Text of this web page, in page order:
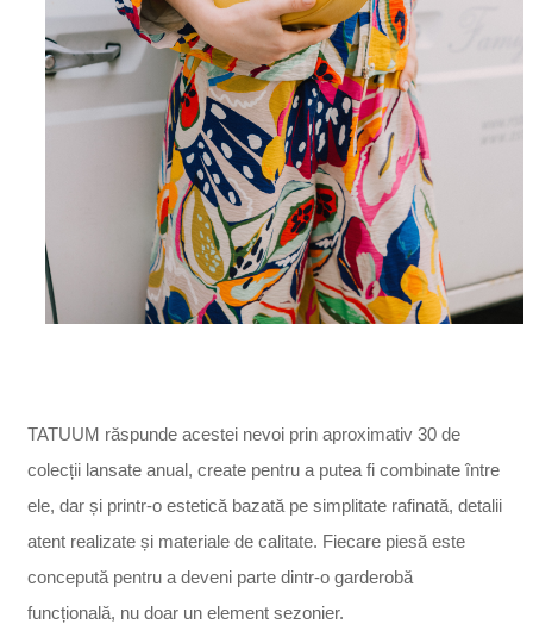
TATUUM răspunde acestei nevoi prin aproximativ 30 de
colecții lansate anual, create pentru a putea fi combinate între
ele, dar și printr-o estetică bazată pe simplitate rafinată, detalii
atent realizate și materiale de calitate. Fiecare piesă este
concepută pentru a deveni parte dintr-o garderobă
funcțională, nu doar un element sezonier.